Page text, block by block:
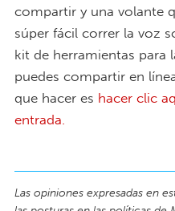
compartir y una volante
súper fácil correr la voz
kit de herramientas para
puedes compartir en
que hacer es hacer clic
entrada.
Las opiniones expresadas en